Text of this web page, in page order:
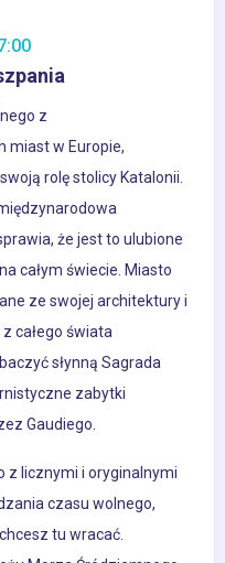
z
miast w Europie,
rolę stolicy Katalonii.
że jest to ulubione
całym świecie. Miasto
ze swojej architektury i
całego świata
słynną Sagrada
zabytki
Gaudiego.
z licznymi i oryginalnymi
czasu wolnego,
tu wracać.